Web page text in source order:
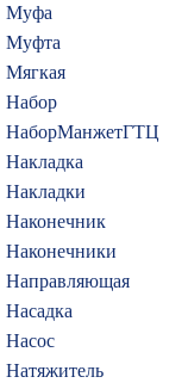
Муфа
Муфта
Мягкая
Набор
НаборМанжетГТЦ
Накладка
Накладки
Наконечник
Наконечники
Направляющая
Насадка
Насос
Натяжитель